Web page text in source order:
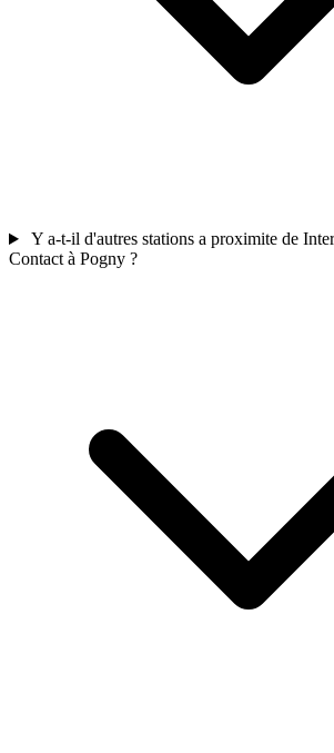
Y a-t-il d'autres stations a proximite de
Contact à Pogny ?